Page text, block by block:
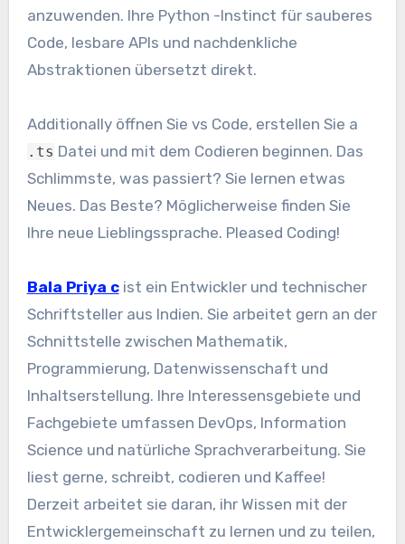
anzuwenden. Ihre Python -Instinct für sauberes
Code, lesbare APIs und nachdenkliche
Abstraktionen übersetzt direkt.
Additionally öffnen Sie vs Code, erstellen Sie a
.ts Datei und mit dem Codieren beginnen. Das
Schlimmste, was passiert? Sie lernen etwas
Neues. Das Beste? Möglicherweise finden Sie
Ihre neue Lieblingssprache. Pleased Coding!
Bala Priya cist ein Entwickler und technischer
Schriftsteller aus Indien. Sie arbeitet gern an der
Schnittstelle zwischen Mathematik,
Programmierung, Datenwissenschaft und
Inhaltserstellung. Ihre Interessensgebiete und
Fachgebiete umfassen DevOps, Information
Science und natürliche Sprachverarbeitung. Sie
liest gerne, schreibt, codieren und Kaffee!
Derzeit arbeitet sie daran, ihr Wissen mit der
Entwicklergemeinschaft zu lernen und zu teilen,